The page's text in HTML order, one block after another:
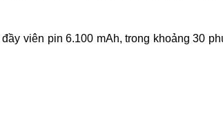
viên pin 6.100 mAh, trong khoảng 30